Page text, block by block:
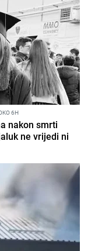
6H
nakon smrti
ne vrijedi ni